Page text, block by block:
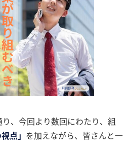
、今回より数回にわたり、組
点」 を加えながら、皆さんと一